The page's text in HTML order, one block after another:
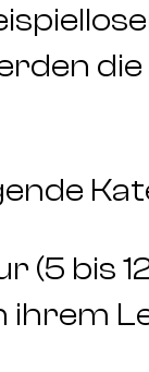
(5 bis